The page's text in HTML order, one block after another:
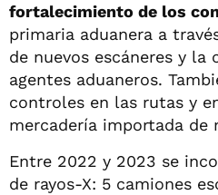
fortalecimiento de los
primaria aduanera a
de nuevos escáneres y la
agentes aduaneros.
controles en las rutas y
mercadería importada de
Entre 2022 y 2023 se
de rayos-X: 5 camiones